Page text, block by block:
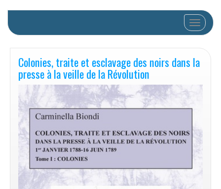
Toggle
Colonies, traite et esclavage des noirs dans la
presse à la veille de la Révolution